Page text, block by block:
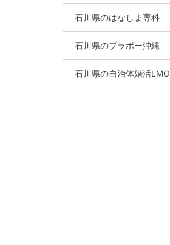
石川県のはなしま専科
石川県のブラボー沖縄
石川県の自治体婚活LMO